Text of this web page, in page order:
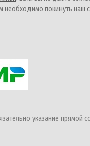
необходимо покинуть наш
указание прямой